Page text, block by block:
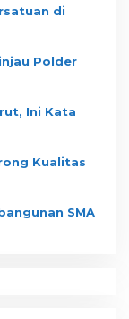
di
Polder
Ini Kata
Kualitas
SMA